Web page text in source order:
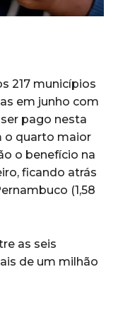
217 municípios
em junho com
pago nesta
o quarto maior
o benefício na
ficando atrás
(1,58
as seis
de um milhão